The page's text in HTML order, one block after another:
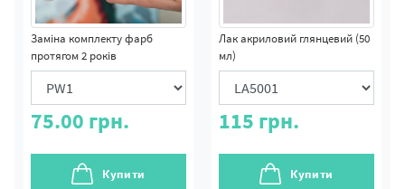
Заміна комплекту фарб
протягом 2 років
75.00 грн.
Купити
Лак акриловий глянцевий (50
мл)
115 грн.
Купити